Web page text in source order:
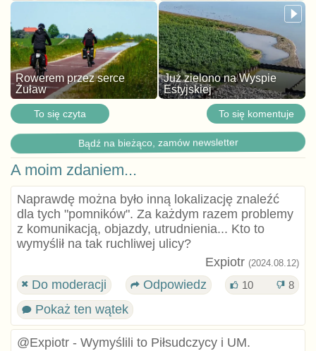
Rowerem przez serce
Żuław
Już zielono na Wyspie
Estyjskiej
To się czyta To się komentuje
Bądź na bieżąco, zamów newsletter
A moim zdaniem...
Naprawdę można było inną lokalizację znaleźć
dla tych "pomników". Za każdym razem problemy
z komunikacją, objazdy, utrudnienia... Kto to
wymyślił na tak ruchliwej ulicy?
Expiotr (2024.08.12)
Do moderacji Odpowiedz 10 8
Pokaż ten wątek
@Expiotr - Wymyślili to Piłsudczycy i UM.